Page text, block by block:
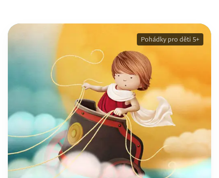
Pohádky pro děti 5+